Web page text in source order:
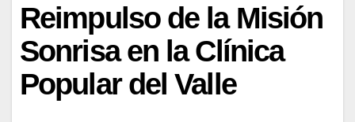
Reimpulso de la Misión
Sonrisa en la Clínica
Popular del Valle